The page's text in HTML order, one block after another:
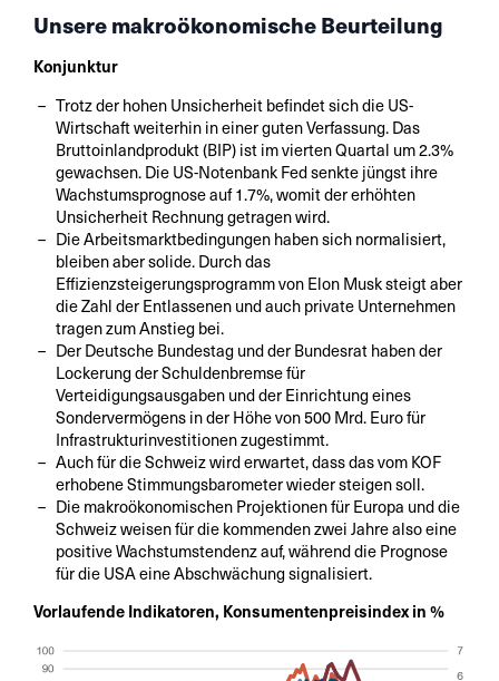
Unsere makroökonomische Beurteilung
Konjunktur
Trotz der hohen Unsicherheit befindet sich die US-
Wirtschaft weiterhin in einer guten Verfassung. Das
Bruttoinlandprodukt (BIP) ist im vierten Quartal um 2.3%
gewachsen. Die US-Notenbank Fed senkte jüngst ihre
Wachstumsprognose auf 1.7%, womit der erhöhten
Unsicherheit Rechnung getragen wird.
Die Arbeitsmarktbedingungen haben sich normalisiert,
bleiben aber solide. Durch das
Effizienzsteigerungsprogramm von Elon Musk steigt aber
die Zahl der Entlassenen und auch private Unternehmen
tragen zum Anstieg bei.
Der Deutsche Bundestag und der Bundesrat haben der
Lockerung der Schuldenbremse für
Verteidigungsausgaben und der Einrichtung eines
Sondervermögens in der Höhe von 500 Mrd. Euro für
Infrastrukturinvestitionen zugestimmt.
Auch für die Schweiz wird erwartet, dass das vom KOF
erhobene Stimmungsbarometer wieder steigen soll.
Die makroökonomischen Projektionen für Europa und die
Schweiz weisen für die kommenden zwei Jahre also eine
positive Wachstumstendenz auf, während die Prognose
für die USA eine Abschwächung signalisiert.
Vorlaufende Indikatoren, Konsumentenpreisindex in %